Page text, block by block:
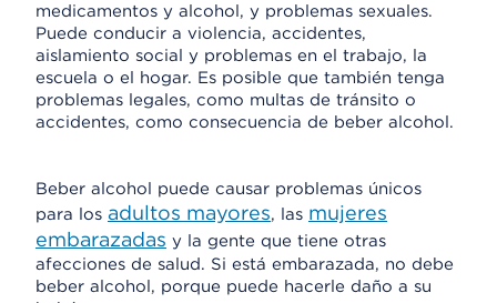
medicamentos y alcohol, y problemas sexuales.
Puede conducir a violencia, accidentes,
aislamiento social y problemas en el trabajo, la
escuela o el hogar. Es posible que también tenga
problemas legales, como multas de tránsito o
accidentes, como consecuencia de beber alcohol.
Beber alcohol puede causar problemas únicos
para los adultos mayores, las mujeres
embarazadas y la gente que tiene otras
afecciones de salud. Si está embarazada, no debe
beber alcohol, porque puede hacerle daño a su